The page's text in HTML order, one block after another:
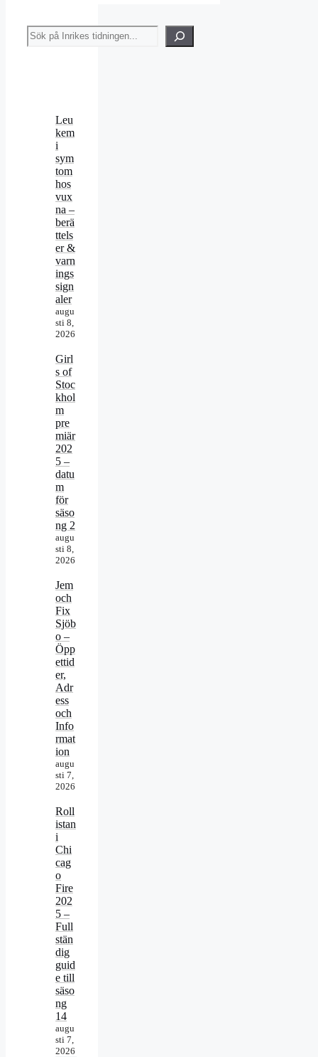
Sök
Leu
kem
i
sym
tom
hos
vux
na –
berä
ttels
er &
varn
ings
sign
aler
augu
sti 8,
2026
Girl
s of
Stoc
khol
m
pre
miär
202
5 –
datu
m
för
säso
ng 2
augu
sti 8,
2026
Jem
och
Fix
Sjöb
o –
Öpp
ettid
er,
Adr
ess
och
Info
rmat
ion
augu
sti 7,
2026
Roll
istan
i
Chi
cag
o
Fire
202
5 –
Full
stän
dig
guid
e till
säso
ng
14
augu
sti 7,
2026